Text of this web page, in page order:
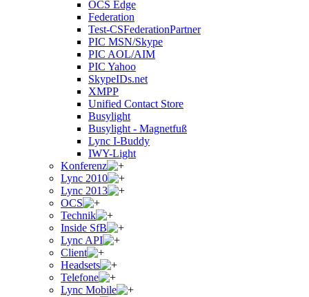
OCS Edge
Federation
Test-CSFederationPartner
PIC MSN/Skype
PIC AOL/AIM
PIC Yahoo
SkypeIDs.net
XMPP
Unified Contact Store
Busylight
Busylight - Magnetfuß
Lync I-Buddy
IWY-Light
Konferenz
Lync 2010
Lync 2013
OCS
Technik
Inside SfB
Lync API
Client
Headsets
Telefone
Lync Mobile